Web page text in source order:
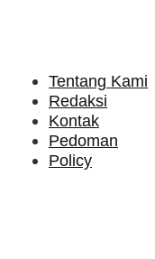
Tentang Kami
Redaksi
Kontak
Pedoman
Policy